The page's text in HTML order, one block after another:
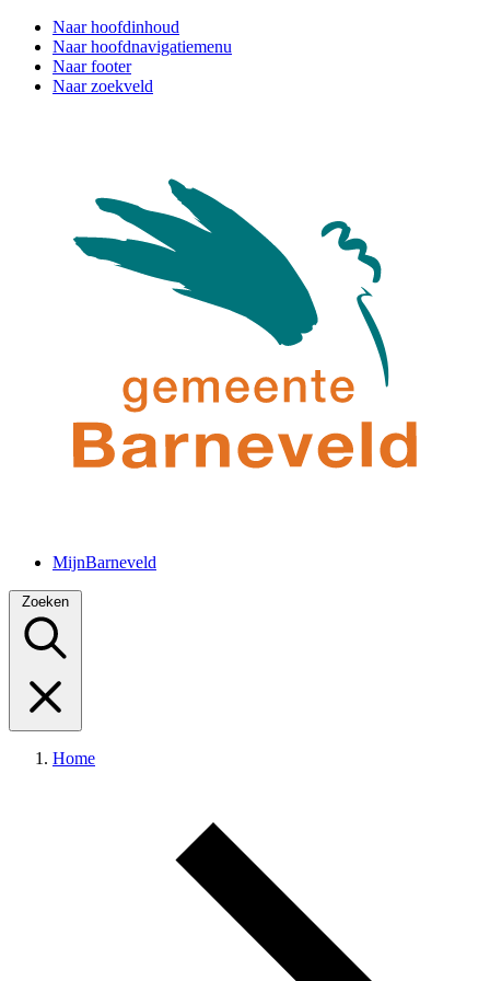
Naar hoofdinhoud
Naar hoofdnavigatiemenu
Naar footer
Naar zoekveld
MijnBarneveld
Zoeken
Home